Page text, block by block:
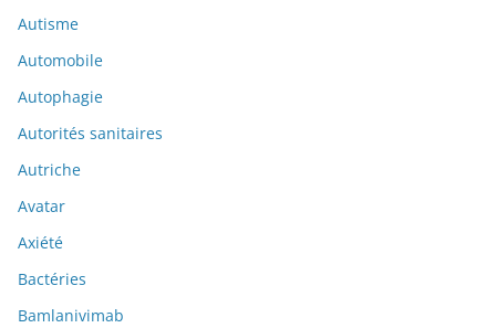
Autisme
Automobile
Autophagie
Autorités sanitaires
Autriche
Avatar
Axiété
Bactéries
Bamlanivimab